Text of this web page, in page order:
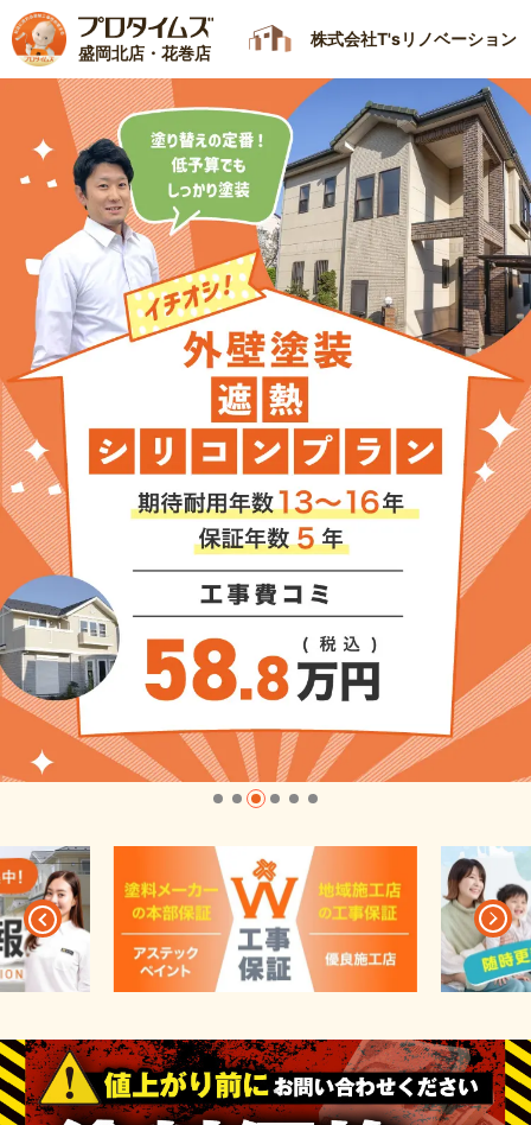
盛岡北店・花巻店
株式会社T'sリノベーション